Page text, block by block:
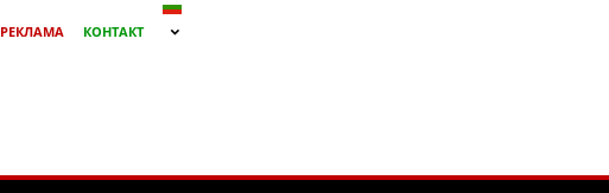
РЕКЛАМА
КОНТАКТ